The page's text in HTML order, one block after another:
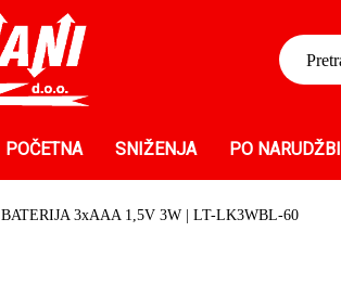
POČETNA SNIŽENJA PO NARUDŽBI
BATERIJA 3xAAA 1,5V 3W | LT-LK3WBL-60